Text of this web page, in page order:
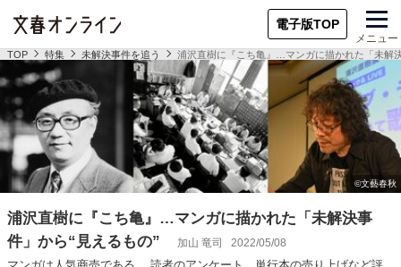
電子版TOP
メニュー
TOP 特集 未解決事件を追う 浦沢直樹に『こち亀』…マンガに描かれた「未解
浦沢直樹に『こち亀』…マンガに描かれた「未解決事
件」から“見えるもの”
加山 竜司 2022/05/08